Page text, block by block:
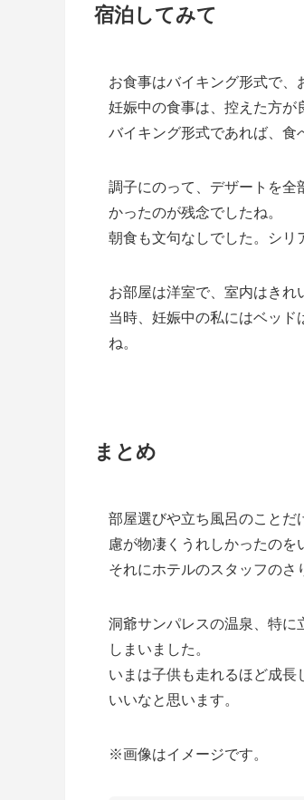
宿泊してみて
お食事はバイキング形式で、
妊娠中の食事は、控えた方が
バイキング形式であれば、食
調子にのって、デザートを全
かったのが残念でしたね。
朝食も文句なしでした。シリ
お部屋は洋室で、室内はきれ
当時、妊娠中の私にはベッド
ね。
まとめ
部屋選びや立ち風呂のことだ
慮が物凄くうれしかったのを
それにホテルのスタッフのさ
洞爺サンパレスの温泉、特に
しまいました。
いまは子供も走れるほど成長
いいなと思います。
※画像はイメージです。